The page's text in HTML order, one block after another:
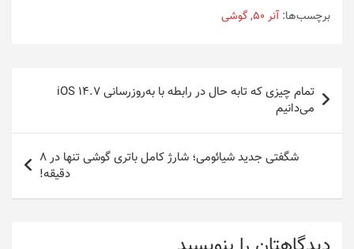
برچسب‌ها: آنر 50 ,گوشی
راهبری
نوشته
تمام چیزی که تابه حال در رابطه با به‌روزرسانی iOS 14.7
می‌دانیم
شگفتی جدید شیائومی؛ شارژ کامل باتری گوشی تنها در 8
دقیقه!